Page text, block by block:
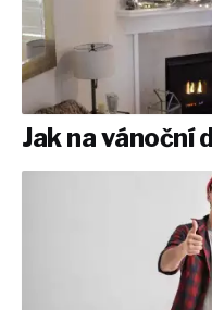
Jak na vánoční